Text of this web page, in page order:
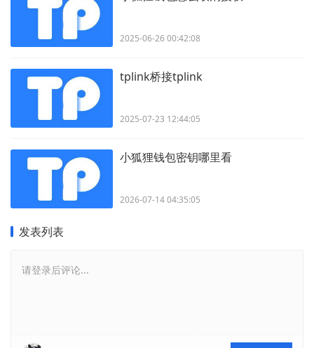
2025-06-26 00:42:08
tplink桥接tplink
2025-07-23 12:44:05
小狐狸钱包密钥哪里看
2026-07-14 04:35:05
发表列表
请登录后评论...